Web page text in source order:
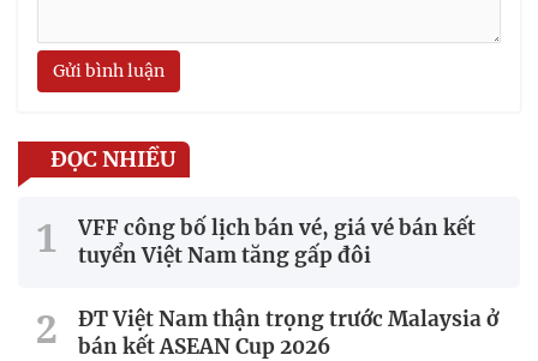
Gửi bình luận
ĐỌC NHIỀU
VFF công bố lịch bán vé, giá vé bán kết
tuyển Việt Nam tăng gấp đôi
ĐT Việt Nam thận trọng trước Malaysia ở
bán kết ASEAN Cup 2026